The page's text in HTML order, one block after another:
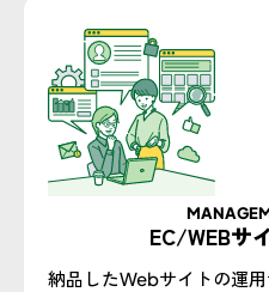
EC/WEBサ
納品したWebサイトの運